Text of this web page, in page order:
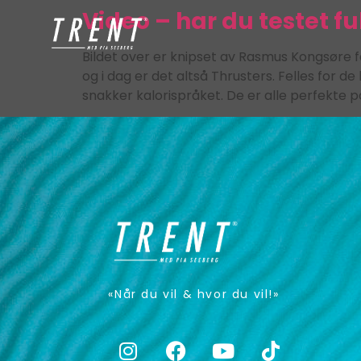
Video – har du testet
Bildet over er knipset av Rasmus
og i dag er det altså Thrusters. Felles for
snakker kalorispråket. De er alle perfekte
«Når du vil & hvor du vil!»